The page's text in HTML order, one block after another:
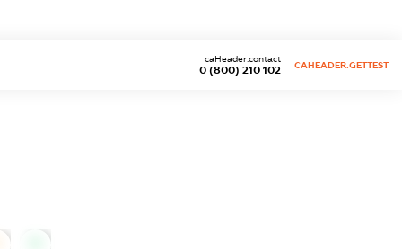
0 (800) 210 102
caHeader.contact
CAHEADER.GETTEST